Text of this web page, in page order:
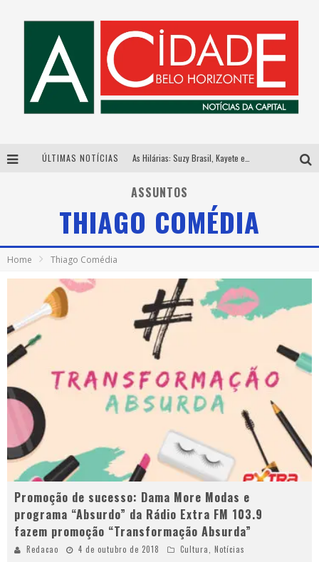
ÚLTIMAS NOTÍCIAS
Esplanada fica pequena e CÊ TÁ DOIDO FESTIVAL anuncia mudança para o gramado do Mineirão
Hot Wheels Monster Trucks Live™ confirma Belo Horizonte na turnê América do Sul 2027
ASSUNTOS
THIAGO COMÉDIA
Home Thiago Comédia
Promoção de sucesso: Dama More Modas e
programa “Absurdo” da Rádio Extra FM 103.9
fazem promoção “Transformação Absurda”
Redacao 4 de outubro de 2018 Cultura, Notícias